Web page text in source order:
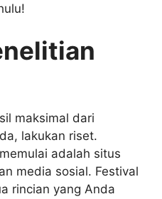
maksimal dari
lakukan riset.
adalah situs
media sosial. Festival
rincian yang Anda